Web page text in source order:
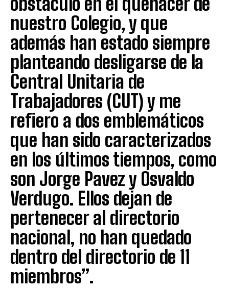
nuestro Colegio, y que
además han estado siempre
planteando desligarse de la
Central Unitaria de
Trabajadores (CUT) y me
refiero a dos emblemáticos
que han sido caracterizados
en los últimos tiempos, como
son Jorge Pavez y Osvaldo
Verdugo. Ellos dejan de
pertenecer al directorio
nacional, no han quedado
dentro del directorio de 11
miembros”.